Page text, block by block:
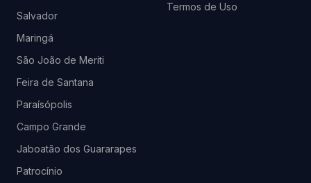
Salvador
Maringá
São João de Meriti
Feira de Santana
Paraísópolis
Campo Grande
Jaboatão dos Guararapes
Patrocínio
Termos de Uso